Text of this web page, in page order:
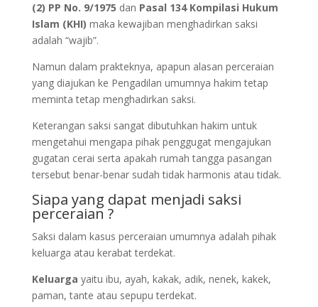
(2) PP No. 9/1975 dan Pasal 134 Kompilasi Hukum
Islam (KHI) maka kewajiban menghadirkan saksi
adalah “wajib”.
Namun dalam prakteknya, apapun alasan perceraian
yang diajukan ke Pengadilan umumnya hakim tetap
meminta tetap menghadirkan saksi.
Keterangan saksi sangat dibutuhkan hakim untuk
mengetahui mengapa pihak penggugat mengajukan
gugatan cerai serta apakah rumah tangga pasangan
tersebut benar-benar sudah tidak harmonis atau tidak.
Siapa yang dapat menjadi saksi
perceraian ?
Saksi dalam kasus perceraian umumnya adalah pihak
keluarga atau kerabat terdekat.
Keluarga yaitu ibu, ayah, kakak, adik, nenek, kakek,
paman, tante atau sepupu terdekat.